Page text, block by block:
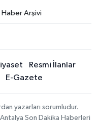
Haber Arşivi
Resmi İlanlar
E-Gazete
yazarları sorumludur.
Son Dakika Haberleri